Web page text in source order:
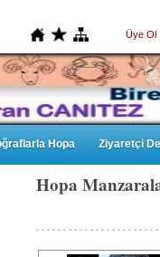
Üye Ol
Hopa Ziyaretçi
Hopa